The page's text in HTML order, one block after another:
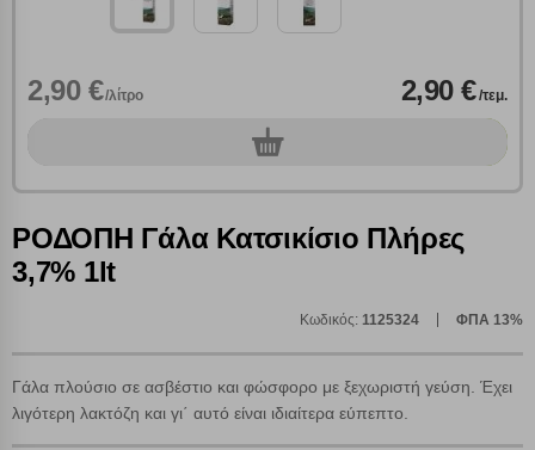
2,90 €/λίτρο 2,90 €/τεμ.
0τεμ.
ΡΟΔΟΠΗ Γάλα Κατσικίσιο Πλήρες
3,7% 1lt
Κωδικός: 1125324 ΦΠΑ 13%
Γάλα πλούσιο σε ασβέστιο και φώσφορο με ξεχωριστή γεύση. Έχει
λιγότερη λακτόζη και γι΄ αυτό είναι ιδιαίτερα εύπεπτο.
Πολλαπλή αναζήτηση
Χρησιμοποιήστε τη για πιο γρήγορη αναζήτηση
Γράψτε τα προϊόντα που επιθυμείτε, με κόμμα ανάμεσά
εμφανιστούν αποτελέσματα από όλες τις Κατηγορίες και
Ρυθμίσεις Cookies
Κατά την απλή περιήγηση ή/και χρήση του ιστότοπου συλλέγουμε